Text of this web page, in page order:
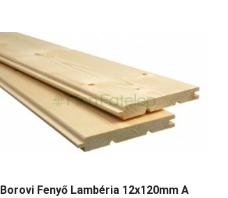
Borovi Fenyő Lambéria 12x120mm A